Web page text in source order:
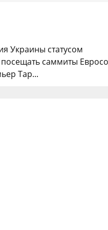
Украины статусом
посещать саммиты
Тар...